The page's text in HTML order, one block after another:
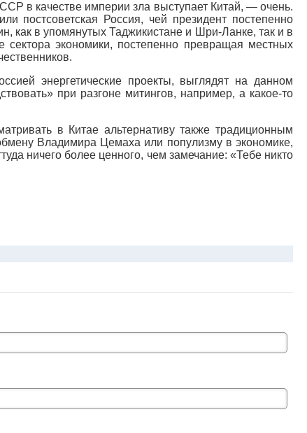
в качестве империи зла выступает Китай, — очень.
постсоветская Россия, чей президент постепенно
как в упомянутых Таджикистане и Шри-Ланке, так и в
сектора экономики, постепенно превращая местных
энергетические проекты, выглядят на данном
при разгоне митингов, например, а какое-то
в Китае альтернативу также традиционным
Владимира Цемаха или популизму в экономике,
ничего более ценного, чем замечание: «Тебе никто